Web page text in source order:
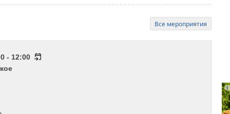
Все мероприятия
- 12:00